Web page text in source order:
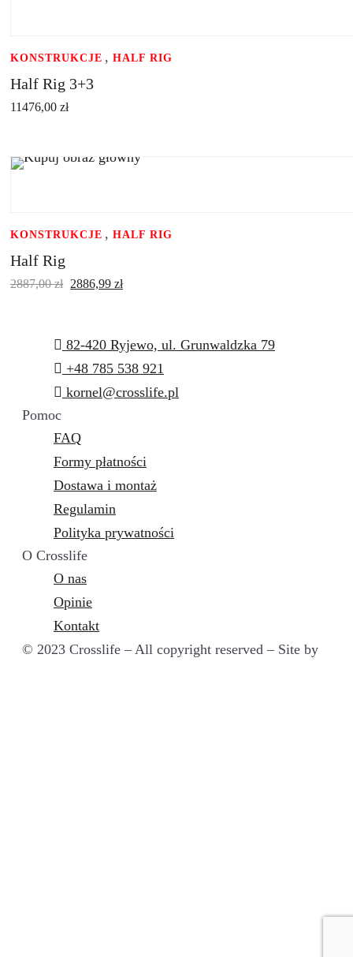
KONSTRUKCJE , HALF RIG
Half Rig 3+3
11476,00 zł
KONSTRUKCJE , HALF RIG
Half Rig
2887,00zł 2886,99 zł
82-420 Ryjewo, ul. Grunwaldzka 79
+48 785 538 921
kornel@crosslife.pl
Pomoc
FAQ
Formy płatności
Dostawa i montaż
Regulamin
Polityka prywatności
O Crosslife
O nas
Opinie
Kontakt
© 2023 Crosslife – All copyright reserved – Site by